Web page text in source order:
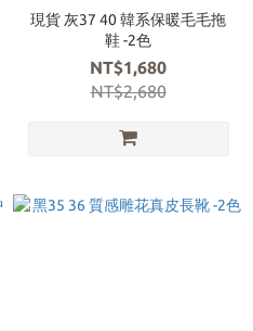
現貨 灰37 40 韓系保暖毛毛拖
鞋 -2色
NT$1,680
NT$2,680